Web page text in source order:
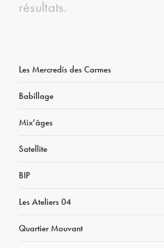
résultats.
Les Mercredis des Carmes
Babillage
Mix’âges
Satellite
BIP
Les Ateliers 04
Quartier Mouvant